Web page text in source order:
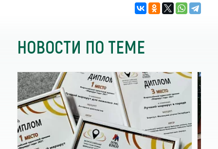
НОВОСТИ ПО ТЕМЕ